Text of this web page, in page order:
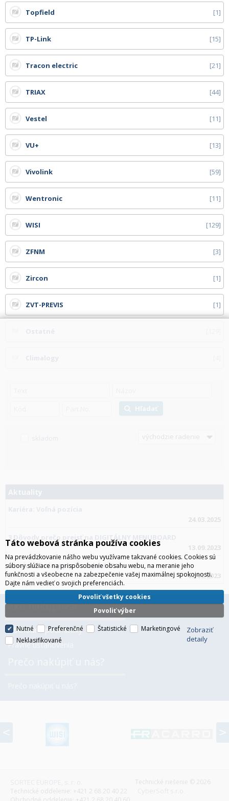
Topfield 1
TP-Link 15
Tracon electric 21
TRIAX 44
Vestel 11
VU+ 13
Vivolink 59
Wentronic 11
WISI 129
ZFNM 3
Zircon 1
ZVT-PREVIS 1
24.03.2025
3 Dôvody prečo prejsť na DIGITÁLNY MENUBOARD
13.09.2023
Dizajnové rámy pre hotelové TV
02.02.2023
Ako nakupovať
Obchodné podmienky
Právne ustanovenia
Technické oddelenie: +421 2 68 20 40 22
Technické riešenie © 2026
Táto webová stránka používa cookies
Na prevádzkovanie nášho webu využívame takzvané cookies. Cookies sú
súbory slúžiace na prispôsobenie obsahu webu, na meranie jeho
funkčnosti a všeobecne na zabezpečenie vašej maximálnej spokojnosti.
Dajte nám vedieť o svojich preferenciách.
Povoliť výber
Povoliť všetky cookies
Nutné Preferenčné Štatistické
Marketingové
Neklasifikované
Zobraziť
detaily